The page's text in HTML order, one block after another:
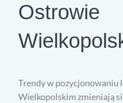
Ostrowie
Trendy w
Wielkopolskim zmieniają